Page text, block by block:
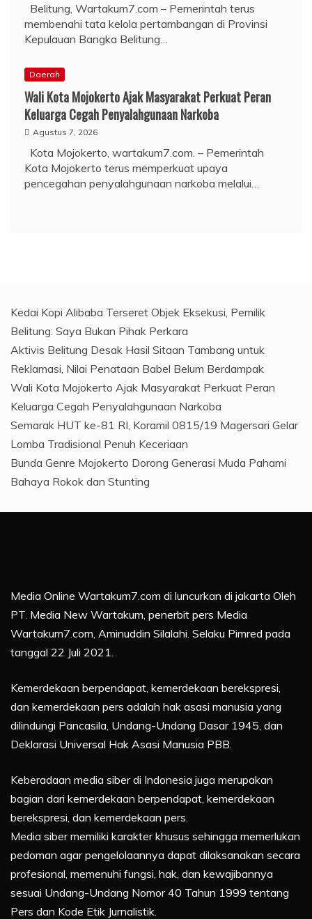
Belitung, Wartakum7.com – Pemerintah terus
membenahi tata kelola pertambangan di Provinsi
Kepulauan Bangka Belitung…
Daerah
Wali Kota Mojokerto Ajak Masyarakat Perkuat Peran
Keluarga Cegah Penyalahgunaan Narkoba
Agustus 7, 2026
Kota Mojokerto, wartakum7.com. – Pemerintah
Kota Mojokerto terus memperkuat upaya
pencegahan penyalahgunaan narkoba melalui…
Kedai Kopi Alibaba Terseret Objek Eksekusi, Pemilik
Belitung: Saya Bukan Pihak Perkara
Aktivis Belitung Desak Hasil Sitaan Tambang untuk
Reklamasi, Nilai Penataan Babel Belum Berdampak
Wali Kota Mojokerto Ajak Masyarakat Perkuat Peran
Keluarga Cegah Penyalahgunaan Narkoba
Semarak HUT ke-81 RI, Koramil 0815/19 Magersari Gelar
Lomba Tradisional Penuh Keceriaan
Bunda Genre Mojokerto Dorong Generasi Muda Pahami
Bahaya Rokok dan Stunting
Media Online Wartakum7.com di luncurkan di jakarta Oleh
PT. Media New Wartakum, penerbit pers Media
Wartakum7.com, Aminuddin Silalahi. Selaku Pimred pada
tanggal 22 Juli 2021.
Kemerdekaan berpendapat, kemerdekaan berekspresi,
dan kemerdekaan pers adalah hak asasi manusia yang
dilindungi Pancasila, Undang-Undang Dasar 1945, dan
Deklarasi Universal Hak Asasi Manusia PBB.
Keberadaan media siber di Indonesia juga merupakan
bagian dari kemerdekaan berpendapat, kemerdekaan
berekspresi, dan kemerdekaan pers.
Media siber memiliki karakter khusus sehingga memerlukan
pedoman agar pengelolaannya dapat dilaksanakan secara
profesional, memenuhi fungsi, hak, dan kewajibannya
sesuai Undang-Undang Nomor 40 Tahun 1999 tentang
Pers dan Kode Etik Jurnalistik.